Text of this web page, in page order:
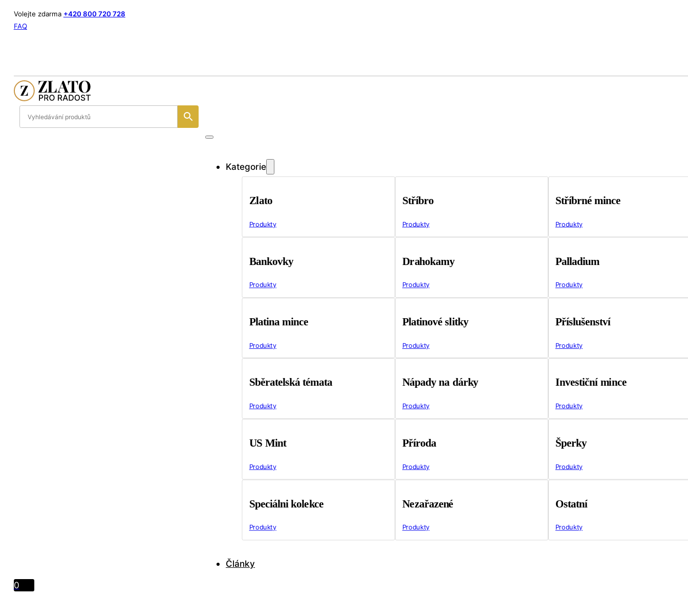
Volejte zdarma +420 800 720 728
FAQ
Kategorie
Zlato
Produkty
Stříbro
Produkty
Stříbrné mince
Produkty
Bankovky
Produkty
Drahokamy
Produkty
Palladium
Produkty
Platina mince
Produkty
Platinové slitky
Produkty
Příslušenství
Produkty
Sběratelská témata
Produkty
Nápady na dárky
Produkty
Investiční mince
Produkty
US Mint
Produkty
Příroda
Produkty
Šperky
Produkty
Speciálni kolekce
Produkty
Nezařazené
Produkty
Ostatní
Produkty
Články
0